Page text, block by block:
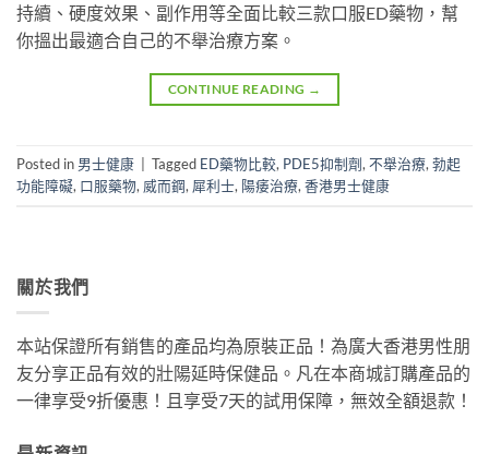
持續、硬度效果、副作用等全面比較三款口服ED藥物，幫
你搵出最適合自己的不舉治療方案。
CONTINUE READING →
Posted in 男士健康 Tagged ED藥物比較, PDE5抑制劑, 不舉治療, 勃起
功能障礙, 口服藥物, 威而鋼, 犀利士, 陽痿治療, 香港男士健康
關於我們
本站保證所有銷售的產品均為原裝正品！為廣大香港男性朋
友分享正品有效的壯陽延時保健品。凡在本商城訂購產品的
一律享受9折優惠！且享受7天的試用保障，無效全額退款！